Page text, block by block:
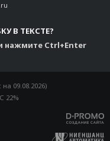
В ТЕКСТЕ?
нажмите Ctrl+Enter
на 09.08.2026)
22%